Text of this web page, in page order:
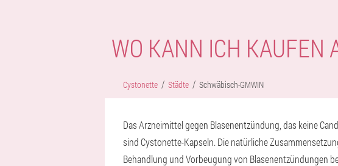
WO KANN ICH KAUFEN
Cystonette Städte Schwäbisch-GMWIN
Das Arzneimittel gegen Blasenentzündung, das keine
sind Cystonette-Kapseln. Die natürliche
Behandlung und Vorbeugung von Blasenentzündungen